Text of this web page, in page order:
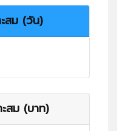
สม (วัน)
สม (บาท)